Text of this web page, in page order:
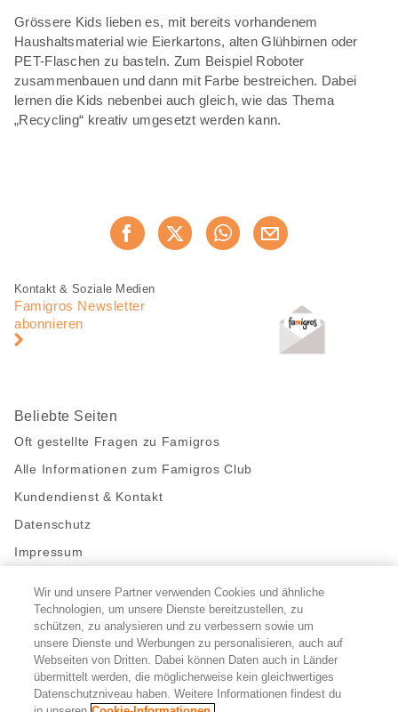
Grössere Kids lieben es, mit bereits vorhandenem
Haushaltsmaterial wie Eierkartons, alten Glühbirnen oder
PET-Flaschen zu basteln. Zum Beispiel Roboter
zusammenbauen und dann mit Farbe bestreichen. Dabei
lernen die Kids nebenbei auch gleich, wie das Thema
„Recycling“ kreativ umgesetzt werden kann.
Jetzt weiterempfehlen
Fusszeile
Fusszeile
Navigation
Kontakt & Soziale Medien
Famigros Newsletter
abonnieren
Beliebte Seiten
Oft gestellte Fragen zu Famigros
Alle Informationen zum Famigros Club
Kundendienst & Kontakt
Datenschutz
Impressum
Bleibe mit uns in Kontakt
Facebook
https://twitter.com/migros
https://www.youtube.com/user/
PinterestInstagram
Cookie-Einstellungen
Wir und unsere Partner verwenden Cookies und ähnliche
Technologien, um unsere Dienste bereitzustellen, zu
schützen, zu analysieren und zu verbessern sowie um
unsere Dienste und Werbungen zu personalisieren, auch auf
Webseiten von Dritten. Dabei können Daten auch in Länder
übermittelt werden, die möglicherweise kein gleichwertiges
Datenschutzniveau haben. Weitere Informationen findest du